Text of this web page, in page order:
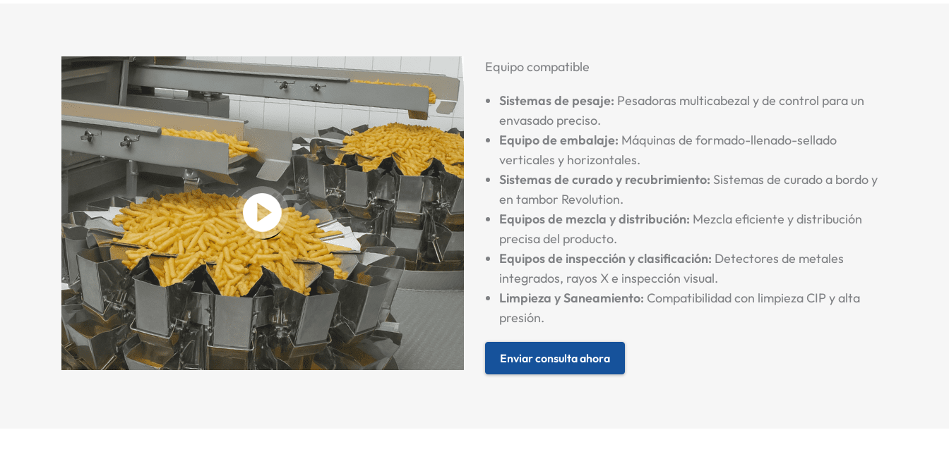
Equipo compatible
Sistemas de pesaje: Pesadoras multicabezal y de control para un
envasado preciso.
Equipo de embalaje: Máquinas de formado-llenado-sellado
verticales y horizontales.
Sistemas de curado y recubrimiento: Sistemas de curado a bordo y
en tambor Revolution.
Equipos de mezcla y distribución: Mezcla eficiente y distribución
precisa del producto.
Equipos de inspección y clasificación: Detectores de metales
integrados, rayos X e inspección visual.
Limpieza y Saneamiento: Compatibilidad con limpieza CIP y alta
presión.
Enviar consulta ahora